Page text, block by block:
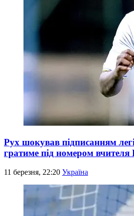
Рух шокував підписанням
гратиме під номером вчителя
11 березня, 22:20 Україна